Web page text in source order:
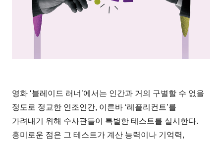
영화 ‘블레이드 러너’에서는 인간과 거의 구별할 수 없을
정도로 정교한 인조인간, 이른바 ‘레플리컨트’를
가려내기 위해 수사관들이 특별한 테스트를 실시한다.
흥미로운 점은 그 테스트가 계산 능력이나 기억력,